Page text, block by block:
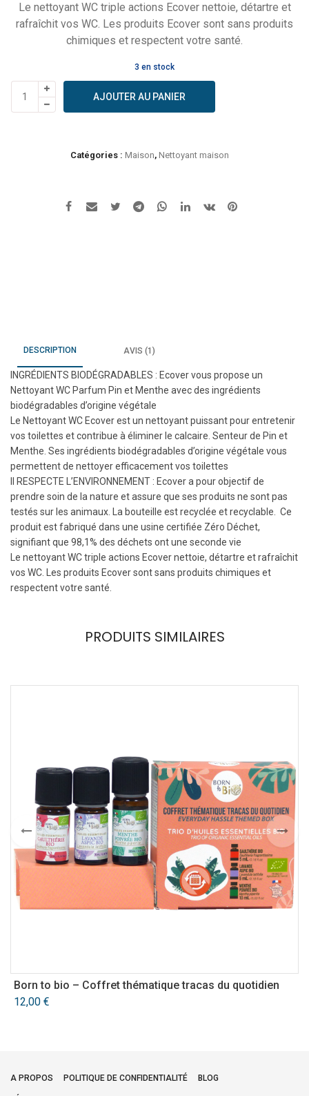
Le nettoyant WC triple actions Ecover nettoie, détartre et
rafraîchit vos WC. Les produits Ecover sont sans produits
chimiques et respectent votre santé.
3 en stock
quantité
de
AJOUTER AU PANIER
Catégories : Maison, Nettoyant maison
DESCRIPTION AVIS (1)
INGRÉDIENTS BIODÉGRADABLES : Ecover vous propose un
Nettoyant WC Parfum Pin et Menthe avec des ingrédients
biodégradables d’origine végétale
Le Nettoyant WC Ecover est un nettoyant puissant pour entretenir
vos toilettes et contribue à éliminer le calcaire. Senteur de Pin et
Menthe. Ses ingrédients biodégradables d’origine végétale vous
permettent de nettoyer efficacement vos toilettes
Il RESPECTE L’ENVIRONNEMENT : Ecover a pour objectif de
prendre soin de la nature et assure que ses produits ne sont pas
testés sur les animaux. La bouteille est recyclée et recyclable. Ce
produit est fabriqué dans une usine certifiée Zéro Déchet,
signifiant que 98,1% des déchets ont une seconde vie
Le nettoyant WC triple actions Ecover nettoie, détartre et rafraîchit
vos WC. Les produits Ecover sont sans produits chimiques et
respectent votre santé.
PRODUITS SIMILAIRES
Born to bio – Coffret thématique tracas du quotidien
12,00 €
A PROPOS POLITIQUE DE CONFIDENTIALITÉ BLOG